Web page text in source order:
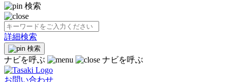
検索
詳細検索
検索
ナビを呼ぶ ナビを呼ぶ
お問い合わせ